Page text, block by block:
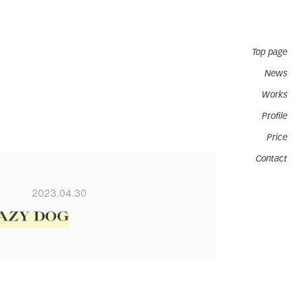
Top page
News
Works
Profile
Price
Contact
2023.04.30